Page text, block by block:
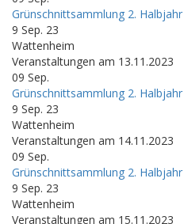
Grünschnittsammlung 2. Halbjahr
9 Sep. 23
Wattenheim
Veranstaltungen am 13.11.2023
09 Sep.
Grünschnittsammlung 2. Halbjahr
9 Sep. 23
Wattenheim
Veranstaltungen am 14.11.2023
09 Sep.
Grünschnittsammlung 2. Halbjahr
9 Sep. 23
Wattenheim
Veranstaltungen am 15.11.2023